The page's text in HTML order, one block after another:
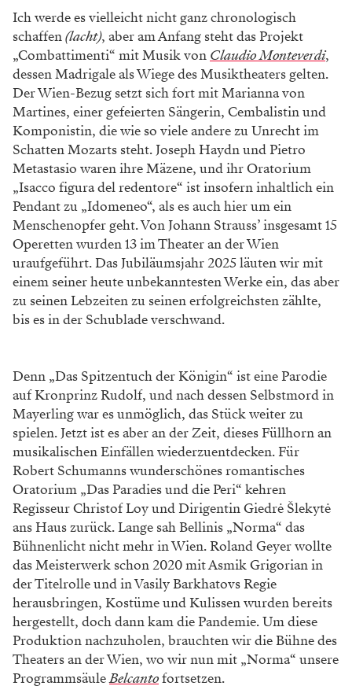
Ich werde es vielleicht nicht ganz chronologisch
schaffen(lacht), aber am Anfang steht das Projekt
„Combattimenti“ mit Musik von Claudio Monteverdi,
dessen Madrigale als Wiege des Musiktheaters gelten.
Der Wien-Bezug setzt sich fort mit Marianna von
Martines, einer gefeierten Sängerin, Cembalistin und
Komponistin, die wie so viele andere zu Unrecht im
Schatten Mozarts steht. Joseph Haydn und Pietro
Metastasio waren ihre Mäzene, und ihr Oratorium
„Isacco figura del redentore“ ist insofern inhaltlich ein
Pendant zu „Idomeneo“, als es auch hier um ein
Menschenopfer geht. Von Johann Strauss’ insgesamt 15
Operetten wurden 13 im Theater an der Wien
uraufgeführt. Das Jubiläumsjahr 2025 läuten wir mit
einem seiner heute unbekanntesten Werke ein, das aber
zu seinen Lebzeiten zu seinen erfolgreichsten zählte,
bis es in der Schublade verschwand.
Denn „Das Spitzentuch der Königin“ ist eine Parodie
auf Kronprinz Rudolf, und nach dessen Selbstmord in
Mayerling war es unmöglich, das Stück weiter zu
spielen. Jetzt ist es aber an der Zeit, dieses Füllhorn an
musikalischen Einfällen wiederzuentdecken. Für
Robert Schumanns wunderschönes romantisches
Oratorium „Das Paradies und die Peri“ kehren
Regisseur Christof Loy und Dirigentin Giedrė Šlekytė
ans Haus zurück. Lange sah Bellinis „Norma“ das
Bühnenlicht nicht mehr in Wien. Roland Geyer wollte
das Meisterwerk schon 2020 mit Asmik Grigorian in
der Titelrolle und in Vasily Barkhatovs Regie
herausbringen, Kostüme und Kulissen wurden bereits
hergestellt, doch dann kam die Pandemie. Um diese
Produktion nachzuholen, brauchten wir die Bühne des
Theaters an der Wien, wo wir nun mit „Norma“ unsere
ProgrammsäuleBelcantofortsetzen.